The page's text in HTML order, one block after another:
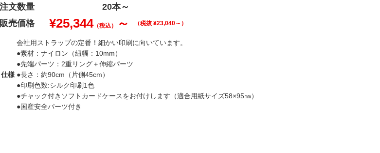
注文数量 20本～
販売価格
¥25,344（税込） ～ （税抜 ¥23,040～）
仕様
会社用ストラップの定番！細かい印刷に向いています。
●素材：ナイロン（紐幅：10mm）
●先端パーツ：2重リング＋伸縮パーツ
●長さ：約90cm（片側45cm）
●印刷色数:シルク印刷1色
●チャック付きソフトカードケースをお付けします（適合用紙サイズ58×95㎜）
●国産安全パーツ付き